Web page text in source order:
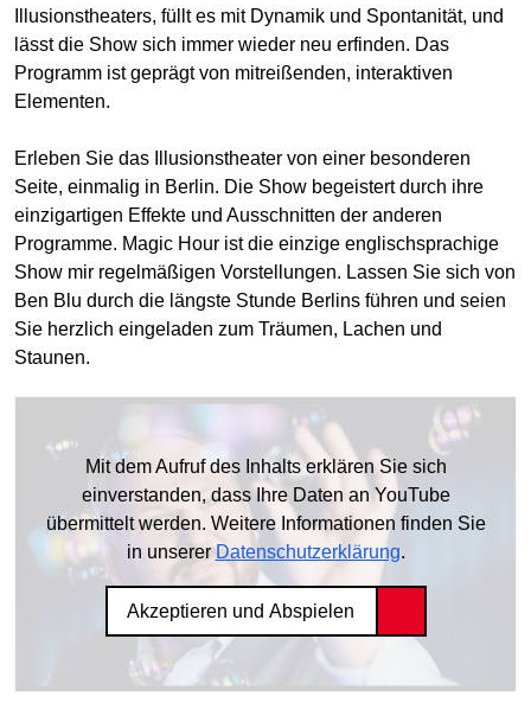
Illusionstheaters, füllt es mit Dynamik und Spontanität, und
lässt die Show sich immer wieder neu erfinden. Das
Programm ist geprägt von mitreißenden, interaktiven
Elementen.
Erleben Sie das Illusionstheater von einer besonderen
Seite, einmalig in Berlin. Die Show begeistert durch ihre
einzigartigen Effekte und Ausschnitten der anderen
Programme. Magic Hour ist die einzige englischsprachige
Show mir regelmäßigen Vorstellungen. Lassen Sie sich von
Ben Blu durch die längste Stunde Berlins führen und seien
Sie herzlich eingeladen zum Träumen, Lachen und
Staunen.
Mit dem Aufruf des Inhalts erklären Sie sich
einverstanden, dass Ihre Daten an YouTube
übermittelt werden. Weitere Informationen finden Sie
in unsererDatenschutzerklärung.
Akzeptieren und Abspielen